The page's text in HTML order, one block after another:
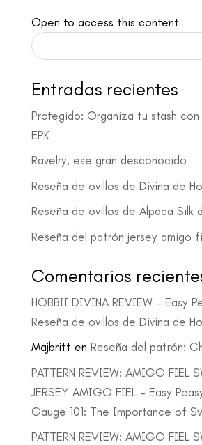
Open to access this content
Entradas recientes
Protegido: Organiza tu stash
EPK
Ravelry, ese gran desconocido
Reseña de ovillos de Divina de
Reseña de ovillos de Alpaca Silk
Reseña del patrón jersey amigo
Comentarios
HOBBII DIVINA REVIEW – Easy
Reseña de ovillos de Divina de
Majbritt en Reseña del patrón:
PATTERN REVIEW: AMIGO FIEL
JERSEY AMIGO FIEL – Easy
Gauge 101: The Importance of
PATTERN REVIEW: AMIGO FIEL